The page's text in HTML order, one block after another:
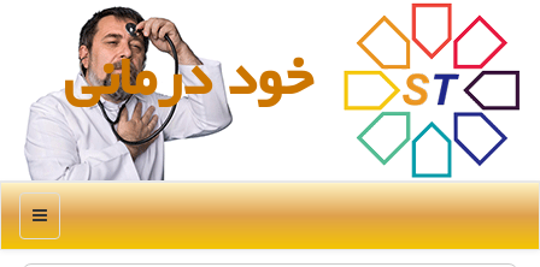
خود درمانی
منو